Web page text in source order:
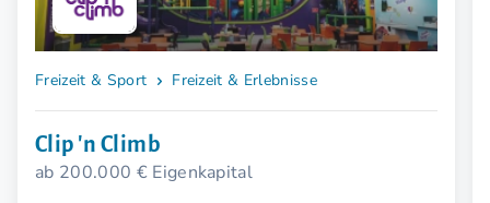
Freizeit & Sport Freizeit & Erlebnisse
Clip 'n Climb
ab 200.000 € Eigenkapital